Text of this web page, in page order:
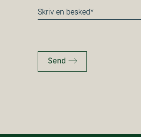
Besked
*
Send